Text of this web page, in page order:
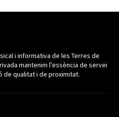
i informativa de les Terres de
mantenim l'essència de servei
de qualitat i de proximitat.